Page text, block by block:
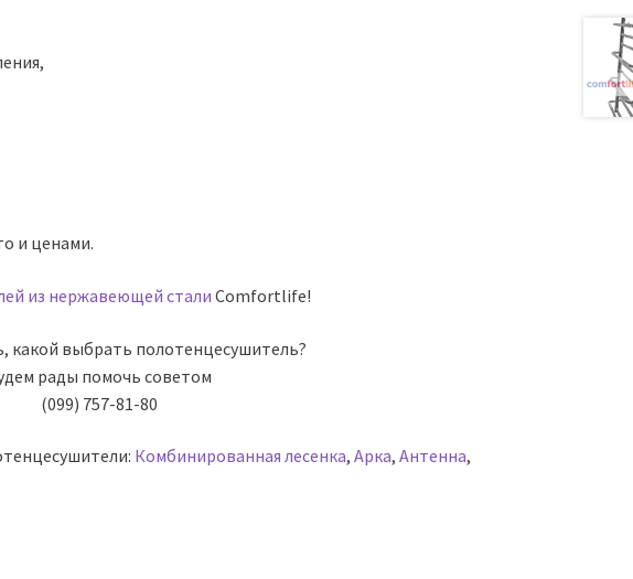
и ценами.
из нержавеющей сталиComfortlife!
какой выбрать полотенцесушитель?
рады помочь советом
(099) 757-81-80
Комбинированная лесенка, Арка, Антенна,